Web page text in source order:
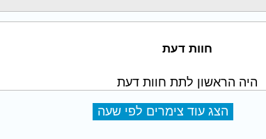
חוות דעת
היה הראשון לתת חוות דעת
הצג עוד צימרים לפי שעה